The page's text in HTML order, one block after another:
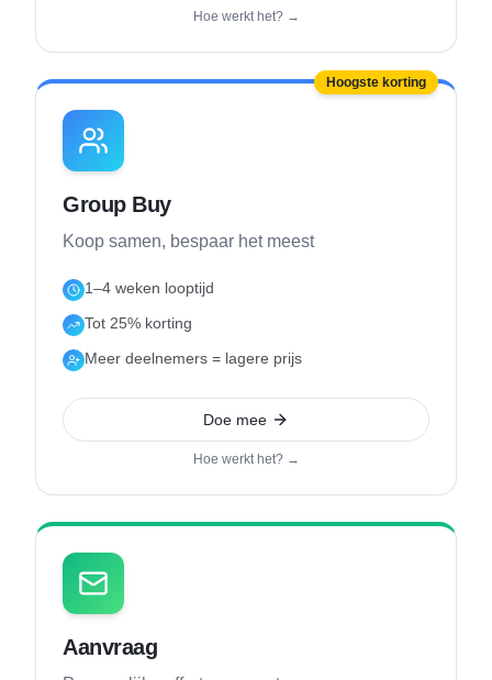
Hoe werkt het? →
Hoogste korting
Group Buy
Koop samen, bespaar het meest
1–4 weken looptijd
Tot 25% korting
Meer deelnemers = lagere prijs
Doe mee
Hoe werkt het? →
Aanvraag